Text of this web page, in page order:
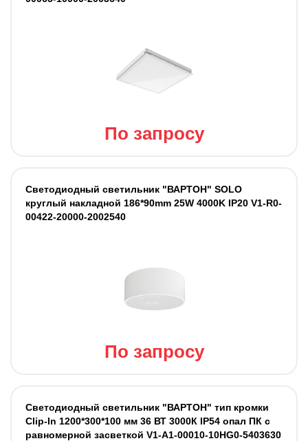
По запросу
Светодиодный светильник "ВАРТОН" SOLO
круглый накладной 186*90mm 25W 4000K IP20 V1-R0-
00422-20000-2002540
По запросу
Светодиодный светильник "ВАРТОН" тип кромки
Clip-In 1200*300*100 мм 36 ВТ 3000К IP54 опал ПК с
равномерной засветкой V1-A1-00010-10HG0-5403630